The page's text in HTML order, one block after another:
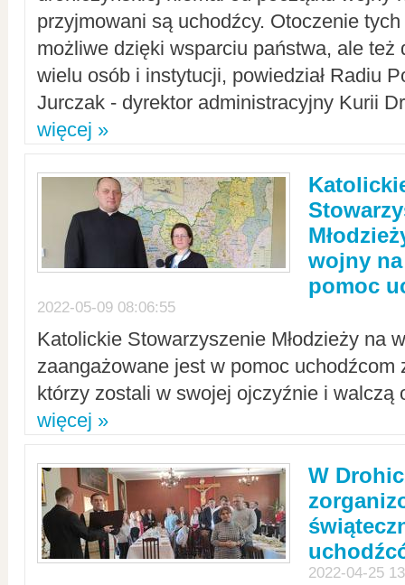
przyjmowani są uchodźcy. Otoczenie
możliwe dzięki wsparciu państwa, ale też
wielu osób i instytucji, powiedział Radiu
Jurczak - dyrektor administracyjny Kurii
więcej »
wojny
pomoc
2022-05-09 08:06:55
Katolickie Stowarzyszenie Młodzieży na
zaangażowane jest w pomoc uchodźcom
którzy zostali w swojej ojczyźnie i walczą
więcej »
W
2022-04-25